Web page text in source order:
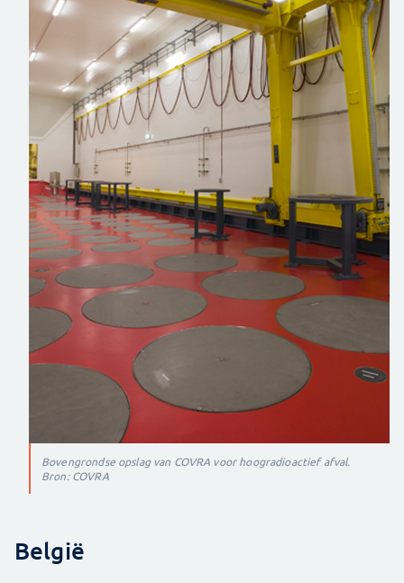
Bovengrondse opslag van COVRA voor hoogradioactief afval.
Bron: COVRA
België